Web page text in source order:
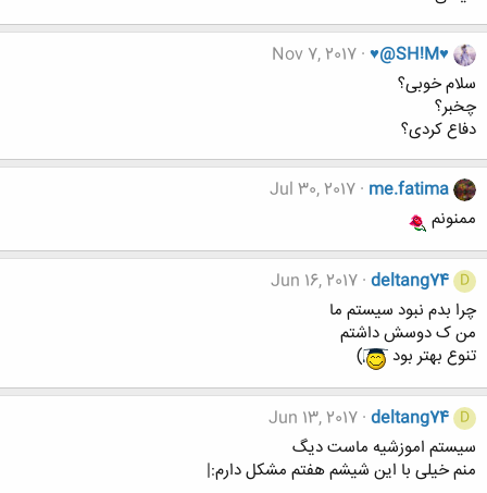
♥@SH!M♥
Nov 7, 2017
سلام خوبی؟
چخبر؟
دفاع کردی؟
me.fatima
Jul 30, 2017
ممنونم
D
deltang74
Jun 16, 2017
چرا بدم نبود سیستم ما
من ک دوسش داشتم
تنوع بهتر بود
)
D
deltang74
Jun 13, 2017
سیستم اموزشیه ماست دیگ
منم خیلی با این شیشم هفتم مشکل دارم:|